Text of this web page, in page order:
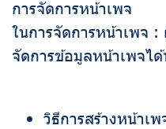
การจัดการหน้าเพจ
ในการจัดการหน้าเพจ :
จัดการข้อมูลหน้าเพจไ
วิธีการสร้างหน้าเ